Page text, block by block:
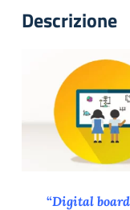
Descrizione
“Digital board